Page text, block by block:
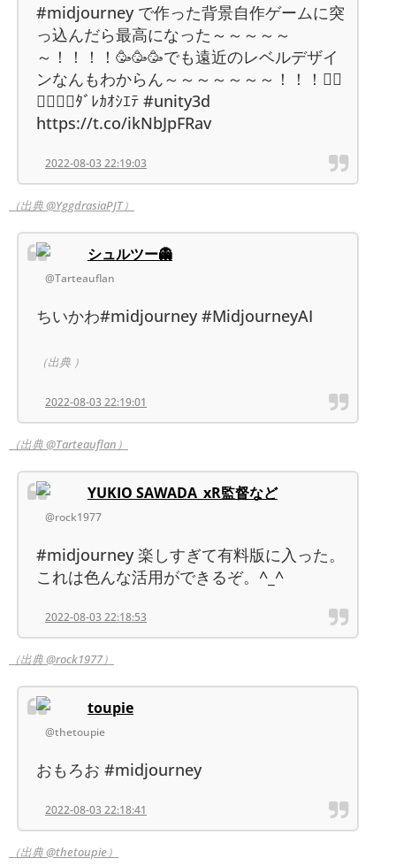
#midjourney で作った背景自作ゲームに突
っ込んだら最高になった～～～～～
～！！！！🥳🥳🥳でも遠近のレベルデザイ
ンなんもわからん～～～～～～～！！！😵‍💫
😵‍💫😵‍💫ﾀﾞﾚｶｵｼｴﾃ #unity3d
https://t.co/ikNbJpFRav
2022-08-03 22:19:03
（出典 @YggdrasiaPJT）
シュルツー👻
@Tarteauflan
ちいかわ#midjourney #MidjourneyAI
（出典 ）
2022-08-03 22:19:01
（出典 @Tarteauflan）
YUKIO SAWADA_xR監督など
@rock1977
#midjourney 楽しすぎて有料版に入った。
これは色んな活用ができるぞ。^_^
2022-08-03 22:18:53
（出典 @rock1977）
toupie
@thetoupie
おもろお #midjourney
2022-08-03 22:18:41
（出典 @thetoupie）